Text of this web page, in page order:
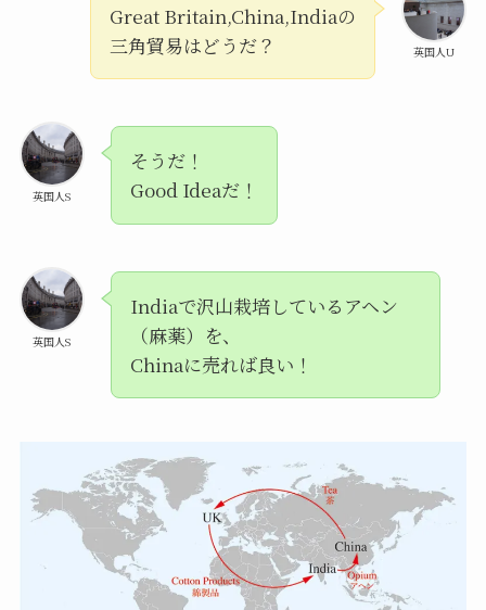
英国人U
Great Britain,China,Indiaの
三角貿易はどうだ？
英国人S
そうだ！
Good Ideaだ！
英国人S
Indiaで沢山栽培しているアヘン
（麻薬）を、
Chinaに売れば良い！